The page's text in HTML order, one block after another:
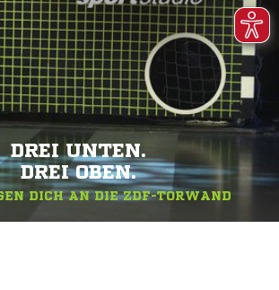
DREI UNTEN.
DREI OBEN.
DICH AN DIE ZDF-TORWAND